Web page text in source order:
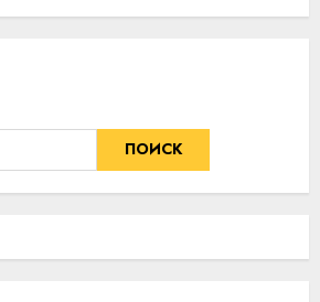
18.07.2026
ПОИСК